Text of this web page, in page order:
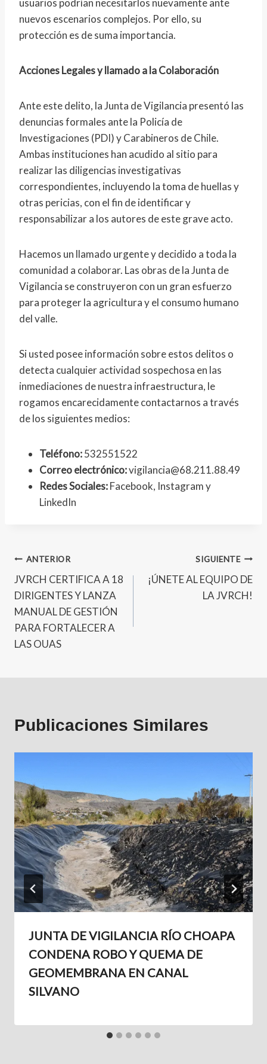
usuarios podrían necesitarlos nuevamente ante
nuevos escenarios complejos. Por ello, su
protección es de suma importancia.
Acciones Legales y llamado a la Colaboración
Ante este delito, la Junta de Vigilancia presentó las
denuncias formales ante la Policía de
Investigaciones (PDI) y Carabineros de Chile.
Ambas instituciones han acudido al sitio para
realizar las diligencias investigativas
correspondientes, incluyendo la toma de huellas y
otras pericias, con el fin de identificar y
responsabilizar a los autores de este grave acto.
Hacemos un llamado urgente y decidido a toda la
comunidad a colaborar. Las obras de la Junta de
Vigilancia se construyeron con un gran esfuerzo
para proteger la agricultura y el consumo humano
del valle.
Si usted posee información sobre estos delitos o
detecta cualquier actividad sospechosa en las
inmediaciones de nuestra infraestructura, le
rogamos encarecidamente contactarnos a través
de los siguientes medios:
Teléfono:532551522
Correo electrónico:vigilancia@68.211.88.49
Redes Sociales:Facebook, Instagram y
LinkedIn
ANTERIOR
JVRCH CERTIFICA A 18
DIRIGENTES Y LANZA
MANUAL DE GESTIÓN
PARA FORTALECER A
LAS OUAS
SIGUIENTE
¡ÚNETE AL EQUIPO DE
LA JVRCH!
Publicaciones Similares
JUNTA DE VIGILANCIA RÍO CHOAPA
CONDENA ROBO Y QUEMA DE
GEOMEMBRANA EN CANAL
SILVANO